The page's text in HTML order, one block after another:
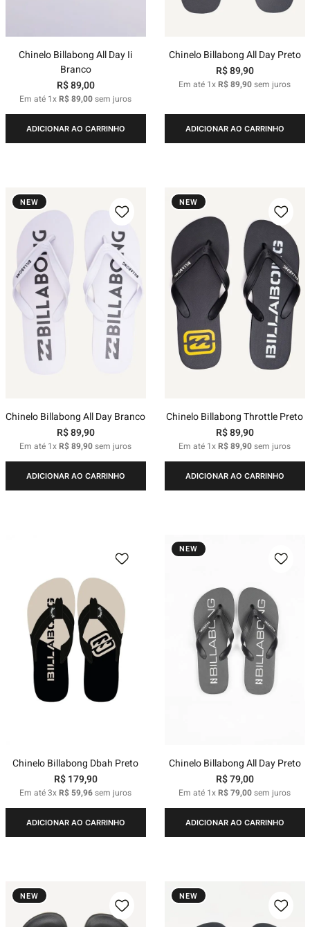
Chinelo Billabong All Day Ii
Branco
R$89,00
Em até 1xR$89,00sem juros
ADICIONAR AO CARRINHO
Chinelo Billabong All Day Preto
R$89,90
Em até 1xR$89,90sem juros
ADICIONAR AO CARRINHO
NEW
Chinelo Billabong All Day Branco
R$89,90
Em até 1xR$89,90sem juros
ADICIONAR AO CARRINHO
NEW
Chinelo Billabong Throttle Preto
R$89,90
Em até 1xR$89,90sem juros
ADICIONAR AO CARRINHO
Chinelo Billabong Dbah Preto
R$ 179,90
Em até3xR$ 59,96sem juros
ADICIONAR AO CARRINHO
NEW
Chinelo Billabong All Day Preto
R$79,00
Em até 1xR$79,00sem juros
ADICIONAR AO CARRINHO
NEW NEW